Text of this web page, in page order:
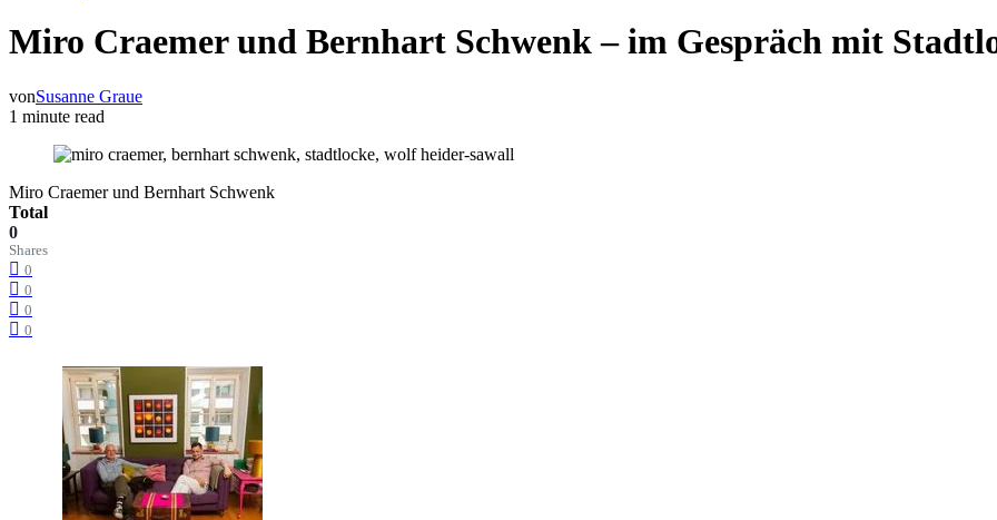
Miro Craemer und Bernhart Schwenk – im Gespräch mit
vonSusanne Graue
1 minute read
Miro Craemer und Bernhart Schwenk
Total
0
Shares
0
0
0
0